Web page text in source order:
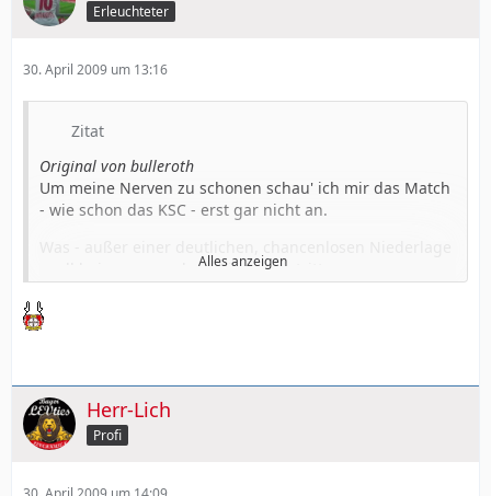
Erleuchteter
30. April 2009 um 13:16
Zitat
Original von bulleroth
Um meine Nerven zu schonen schau' ich mir das Match
- wie schon das KSC - erst gar nicht an.
- soll bei unserem derzeitigen zerstrittenen,
Am ehesten noch 'ne "Trotzreaktion" gegenüber Holzi's
Zur Zeit zeigt sich der wahre Charakter des Teams und
dessen Identifikation mit dem, was wir uns als Werkclub
in den letzten 20-30 Jahren mühe- und leidvoll
erarbeitet haben.
Dass die Schalker sich über uns lustig machen ist
Alles anzeigen
Herr-Lich
Profi